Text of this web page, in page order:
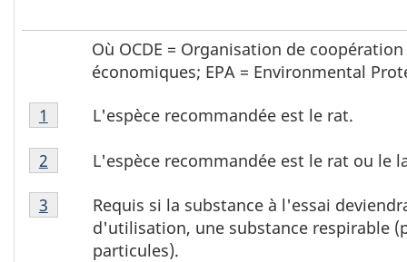
Où OCDE = Organisation de
économiques; EPA = Environmental
Tableau
1
note
de
bas
de
L'espèce recommandée est le rat.
1
Tableau
1
note
de
L'espèce recommandée est le rat ou le
2
Tableau
1
Requis si la substance à l'essai
d'utilisation, une substance respirable
particules).
3